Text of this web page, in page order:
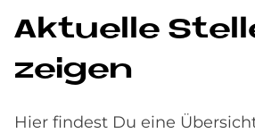
Ak­tu­el­le
zei­gen
Hier findest Du eine